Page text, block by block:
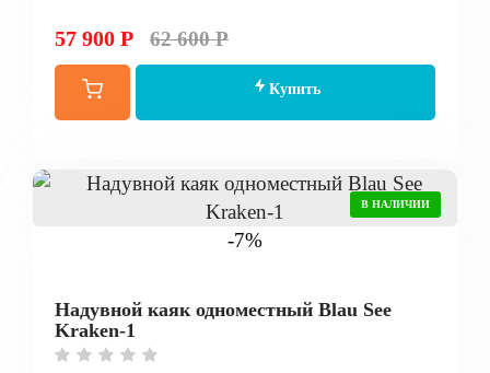
57 900 Р 62 600 Р
Купить
-7%
В НАЛИЧИИ
Надувной каяк одноместный Blau See
Kraken-1